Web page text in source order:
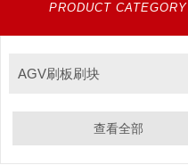
PRODUCT CATEGORY
AGV刷板刷块
查看全部